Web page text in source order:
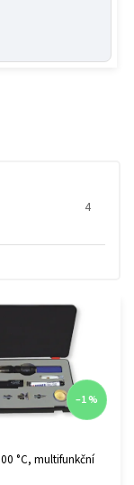
4
–1 %
°C, multifunkční